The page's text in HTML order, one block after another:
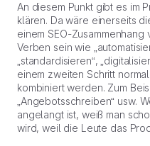
An diesem Punkt gibt es im
klären. Da wäre einerseits
einem SEO-
Verben sein wie
„standardisieren“,
einem zweiten Schritt
kombiniert werden. Zum
„Angebotsschreiben“ usw.
angelangt ist, weiß man
wird, weil die Leute das